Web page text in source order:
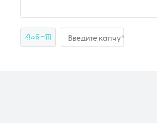
4 + ? = 11 Введите капчу*